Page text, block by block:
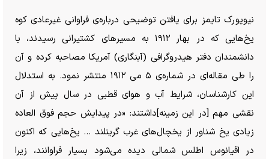
نیویورک تایمز برای یافتن توضیحی درباره‌ی فراوانی غیرعادی کوه
یخ‌هایی که در بهار ۱۹۱۲ به مسیر‌های کشتیرانی رسیدند، با
دانشمندان دفتر هیدروگرافی (آبنگاری) آمریکا مصاحبه کرده و آن
را طی مقاله‌ای در شماره‌ی ۵ می ۱۹۱۲ منتشر نمود. به استدلال
این کارشناسان، شرایط آب و هوای قطبی در سال پیش از آن
نقشی مهم [در این زمینه]داشتند: «در پیدایش حجم فوق العاده
زیادی یخ شناور از یخچال‌های غرب گرینلند … یخ‌هایی که اکنون
در اقیانوس اطلس شمالی دیده می‌شود بسیار فراوانند، زیرا